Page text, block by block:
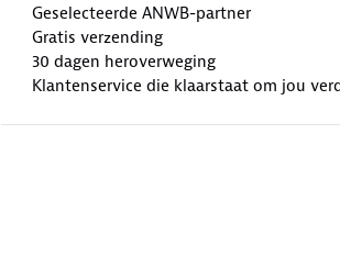
Geselecteerde ANWB-partner
Gratis verzending
30 dagen heroverweging
Klantenservice die klaarstaat om jou